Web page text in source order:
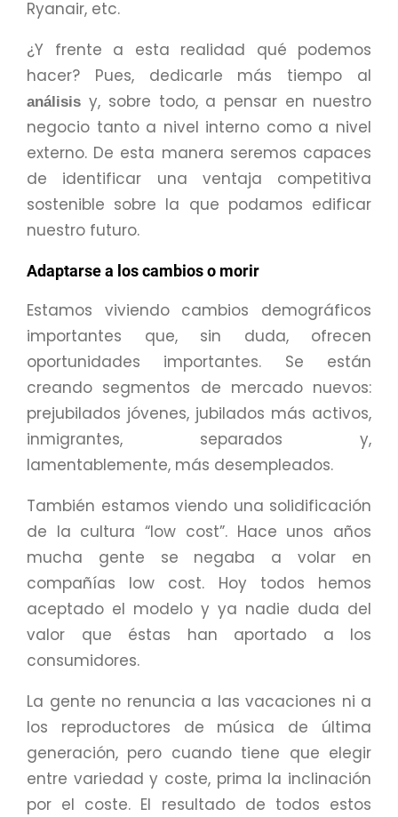
Ryanair, etc.
¿Y frente a esta realidad qué podemos
hacer? Pues, dedicarle más tiempo al
análisis y, sobre todo, a pensar en nuestro
negocio tanto a nivel interno como a nivel
externo. De esta manera seremos capaces
de identificar una ventaja competitiva
sostenible sobre la que podamos edificar
nuestro futuro.
Adaptarse a los cambios o morir
Estamos viviendo cambios demográficos
importantes que, sin duda, ofrecen
oportunidades importantes. Se están
creando segmentos de mercado nuevos:
prejubilados jóvenes, jubilados más activos,
inmigrantes, separados y,
lamentablemente, más desempleados.
También estamos viendo una solidificación
de la cultura “low cost”. Hace unos años
mucha gente se negaba a volar en
compañías low cost. Hoy todos hemos
aceptado el modelo y ya nadie duda del
valor que éstas han aportado a los
consumidores.
La gente no renuncia a las vacaciones ni a
los reproductores de música de última
generación, pero cuando tiene que elegir
entre variedad y coste, prima la inclinación
por el coste. El resultado de todos estos